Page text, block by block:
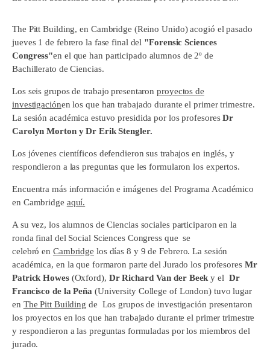
The Pitt Building, en Cambridge (Reino Unido) acogió el pasado
jueves 1 de febrero la fase final del "Forensic Sciences
Congress"en el que han participado alumnos de 2º de
Bachillerato de Ciencias.
Los seis grupos de trabajo presentaronproyectos de
investigaciónen los que han trabajado durante el primer trimestre.
La sesión académica estuvo presidida por los profesoresDr
Carolyn Morton y Dr Erik Stengler.
Los jóvenes científicos defendieron sus trabajos en inglés, y
respondieron a las preguntas que les formularon los expertos.
Encuentra más información e imágenes del Programa Académico
en Cambridge aquí.
A su vez, los alumnos de Ciencias sociales participaron en la
ronda final del Social Sciences Congress que se
celebró en Cambridge los días 8 y 9 de Febrero. La sesión
académica, en la que formaron parte del Jurado los profesores Mr
Patrick Howes(Oxford), Dr Richard Van der Beeky el Dr
Francisco de la Peña (University College of London) tuvo lugar
en The Pitt Building de Los grupos de investigación presentaron
los proyectos en los que han trabajado durante el primer trimestre
y respondieron a las preguntas formuladas por los miembros del
jurado.